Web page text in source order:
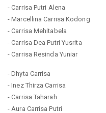
- Carrisa Putri Alena
- Marcellina Carrisa Kodong
- Carrisa Mehitabela
- Carrisa Dea Putri Yusrita
- Carrisa Resinda Yuniar
- Dhyta Carrisa
- Inez Thirza Carrisa
- Carrisa Taharah
- Aura Carrisa Putri